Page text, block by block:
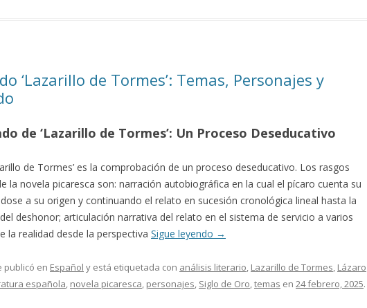
‘Lazarillo de Tormes’: Temas, Personajes y
de ‘Lazarillo de Tormes’: Un Proceso Deseducativo
de Tormes’ es la comprobación de un proceso deseducativo. Los rasgos
la novela picaresca son: narración autobiográfica en la cual el pícaro cuenta su
a su origen y continuando el relato en sucesión cronológica lineal hasta la
deshonor; articulación narrativa del relato en el sistema de servicio a varios
la realidad desde la perspectiva Sigue leyendo →
publicó en Español y está etiquetada con análisis literario, Lazarillo de Tormes, Lázaro
española, novela picaresca, personajes, Siglo de Oro,temas en 24 febrero, 2025.